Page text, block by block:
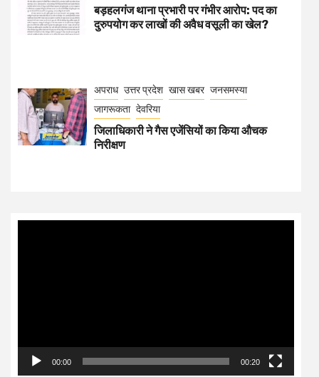
बड़हलगंज थाना प्रभारी पर गंभीर आरोप: पद का
दुरुपयोग कर लाखों की अवैध वसूली का खेल?
अपराध उत्तर प्रदेश खास खबर जनसमस्या
जागरूकता देवरिया
जिलाधिकारी ने गैस एजेंसियों का किया औचक
निरीक्षण
00:00 00:20